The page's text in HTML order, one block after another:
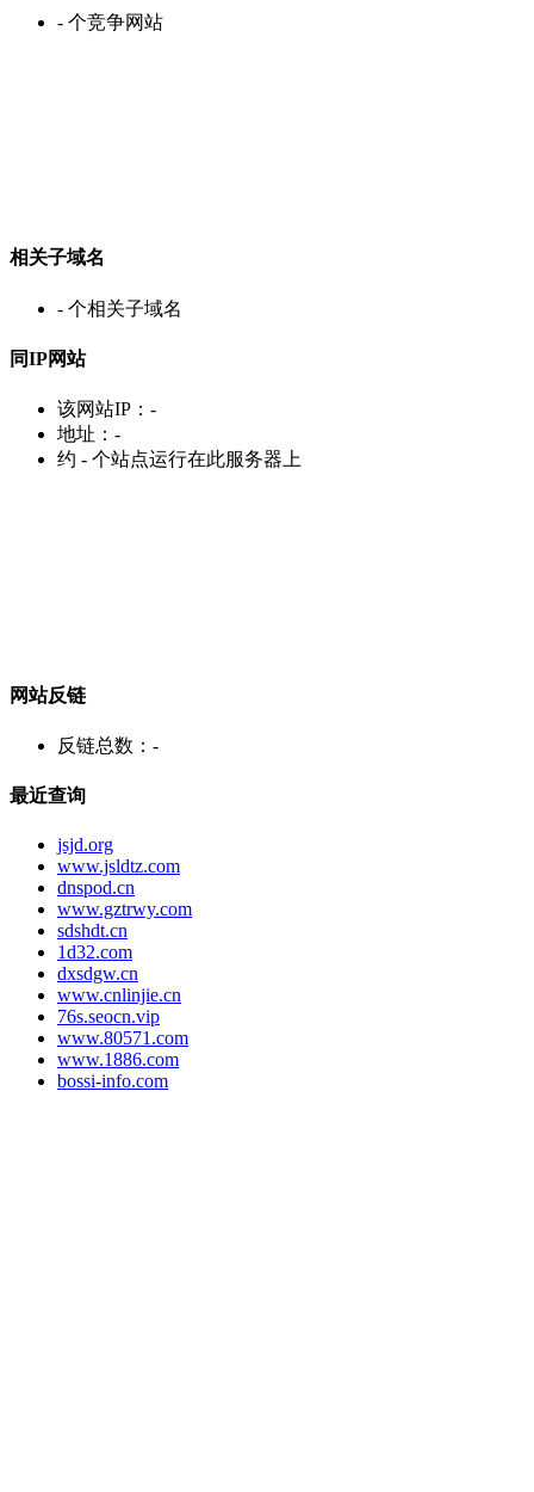
- 个竞争网站
相关子域名
- 个相关子域名
同IP网站
该网站IP： -
地址： -
约 - 个站点运行在此服务器上
网站反链
反链总数： -
最近查询
jsjd.org
www.jsldtz.com
dnspod.cn
www.gztrwy.com
sdshdt.cn
1d32.com
dxsdgw.cn
www.cnlinjie.cn
76s.seocn.vip
www.80571.com
www.1886.com
bossi-info.com